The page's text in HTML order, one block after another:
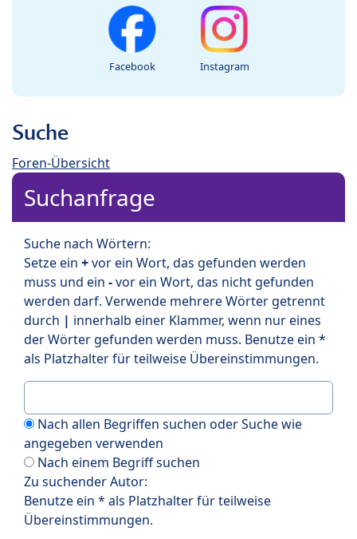
Facebook Instagram
Suche
Foren-Übersicht
Suchanfrage
Suche nach Wörtern:
Setze ein +vor ein Wort, das gefunden werden
muss und ein -vor ein Wort, das nicht gefunden
werden darf. Verwende mehrere Wörter getrennt
durch | innerhalb einer Klammer, wenn nur eines
der Wörter gefunden werden muss. Benutze ein *
als Platzhalter für teilweise Übereinstimmungen.
Nach allen Begriffen suchen oder Suche wie
angegeben verwenden
Nach einem Begriff suchen
Zu suchender Autor:
Benutze ein * als Platzhalter für teilweise
Übereinstimmungen.